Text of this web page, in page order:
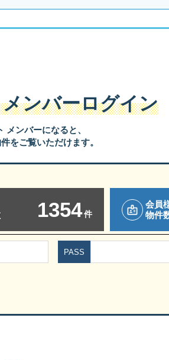
メンバーログイン
メンバーになると、
をご覧いただけます。
1354件
会員
物件
PASS